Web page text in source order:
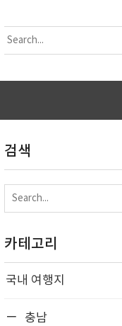
검색
카테고리
국내 여행지
충남